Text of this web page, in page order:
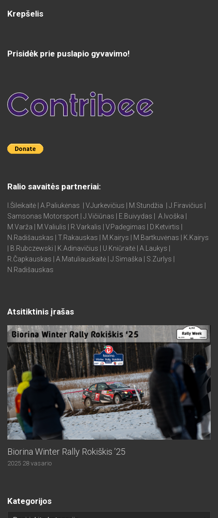
Krepšelis
Prisidėk prie puslapio gyvavimo!
Ralio savaitės partneriai:
I.Šileikaitė | A.Paliukėnas | V.Jurkevičius | M.Stundžia | J.Firavičius |
Samsonas Motorsport | J.Vičiūnas | E.Buivydas | A.Ivoška |
M.Varža | M.Valiulis | R.Varkalis | V.Padegimas | D.Ketvirtis |
N.Radišauskas | T.Rakauskas | M.Kairys | M.Bartkuvėnas | K.Kairys
| B.Rubczewski | K.Adinavičius | U.Kniūraitė | A.Laukys |
R.Čapkauskas | A.Matuliauskaitė | J.Simaška | S.Zurlys |
N.Radišauskas
Atsitiktinis įrašas
Biorina Winter Rally Rokiškis ’25
2025 28 vasario
Kategorijos